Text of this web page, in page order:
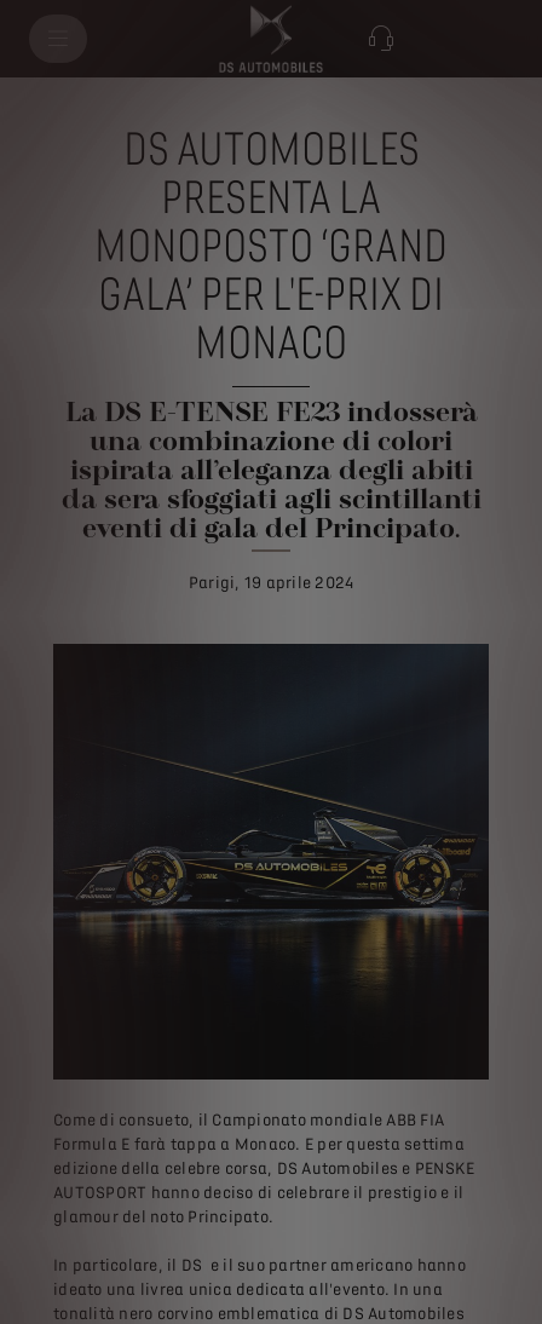
DS AUTOMOBILES
PRESENTA LA
MONOPOSTO ‘GRAND
GALA’ PER L'E-PRIX DI
MONACO
La DS E-TENSE FE23 indosserà
una combinazione di colori
ispirata all’eleganza degli abiti
da sera sfoggiati agli scintillanti
eventi di gala del Principato.
Parigi, 19 aprile 2024
Come di consueto, il Campionato mondiale ABB FIA
Formula E farà tappa a Monaco. E per questa settima
edizione della celebre corsa, DS Automobiles e PENSKE
AUTOSPORT hanno deciso di celebrare il prestigio e il
glamour del noto Principato.
In particolare, il DS e il suo partner americano hanno
ideato una livrea unica dedicata all'evento. In una
tonalità nero corvino emblematica di DS Automobiles